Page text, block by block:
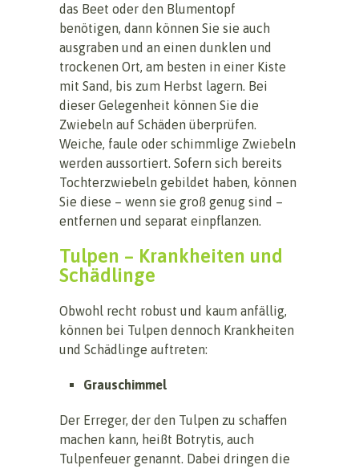
das Beet oder den Blumentopf
benötigen, dann können Sie sie auch
ausgraben und an einen dunklen und
trockenen Ort, am besten in einer Kiste
mit Sand, bis zum Herbst lagern. Bei
dieser Gelegenheit können Sie die
Zwiebeln auf Schäden überprüfen.
Weiche, faule oder schimmlige Zwiebeln
werden aussortiert. Sofern sich bereits
Tochterzwiebeln gebildet haben, können
Sie diese – wenn sie groß genug sind –
entfernen und separat einpflanzen.
Tulpen – Krankheiten und
Schädlinge
Obwohl recht robust und kaum anfällig,
können bei Tulpen dennoch Krankheiten
und Schädlinge auftreten:
Grauschimmel
Der Erreger, der den Tulpen zu schaffen
machen kann, heißt Botrytis, auch
Tulpenfeuer genannt. Dabei dringen die